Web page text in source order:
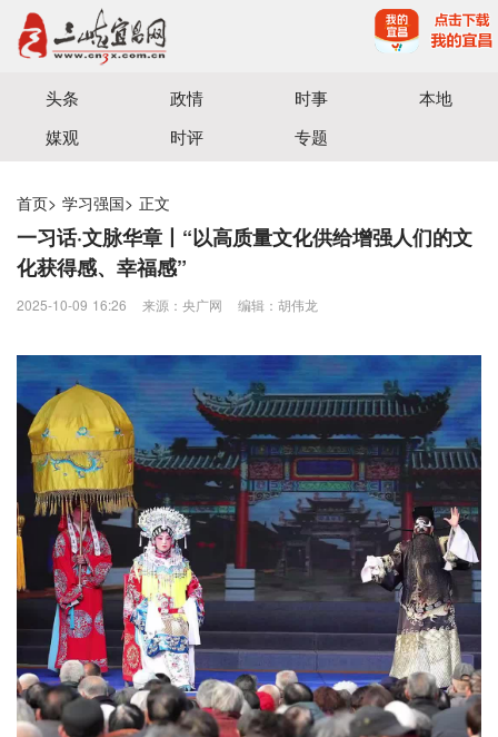
宜昌三峡融媒体中心主办
头条 政情 时事
本地
媒观
时评 专题
首页> 学习强国> 正文
一习话·文脉华章丨“以高质量文化供给增强人们的文
化获得感、幸福感”
2025-10-09 16:26 来源：​央广网 编辑：胡伟龙